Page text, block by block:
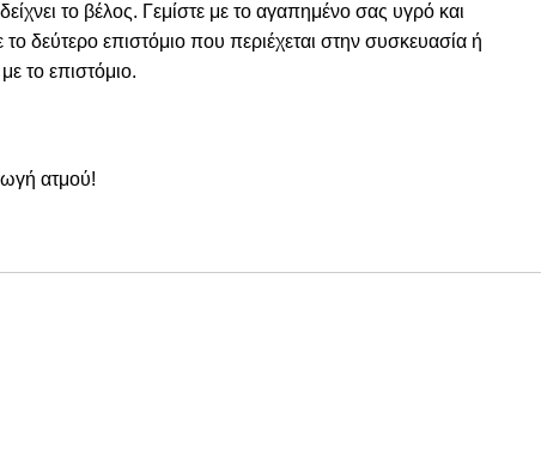
το βέλος. Γεμίστε με το αγαπημένο σας υγρό και
δεύτερο επιστόμιο που περιέχεται στην συσκευασία ή
το επιστόμιο.
ατμού!